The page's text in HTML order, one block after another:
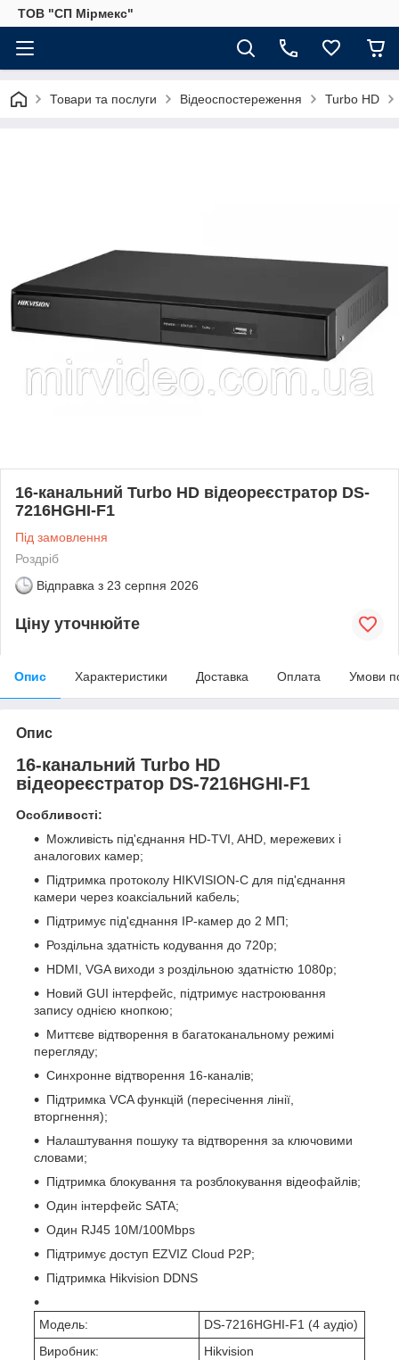
ТОВ "СП Мірмекс"
Товари та послуги Відеоспостереження Turbo HD
16-канальний Turbo HD відеореєстратор DS-
7216HGHI-F1
Під замовлення
Роздріб
Відправка з 23 серпня 2026
Ціну уточнюйте
Опис Характеристики Доставка Оплата Умови
Опис
16-канальний Turbo HD
відеореєстратор DS-7216HGHI-F1
Особливості:
Можливість під'єднання HD-TVI, AHD, мережевих і
аналогових камер;
Підтримка протоколу HIKVISION-C для під'єднання
камери через коаксіальний кабель;
Підтримує під'єднання IP-камер до 2 МП;
Роздільна здатність кодування до 720p;
HDMI, VGA виходи з роздільною здатністю 1080р;
Новий GUI інтерфейс, підтримує настроювання
запису однією кнопкою;
Миттєве відтворення в багатоканальному режимі
перегляду;
Синхронне відтворення 16-каналів;
Підтримка VCA функцій (пересічення лінії,
вторгнення);
Налаштування пошуку та відтворення за ключовими
словами;
Підтримка блокування та розблокування відеофайлів;
Один інтерфейс SATA;
Один RJ45 10M/100Mbps
Підтримує доступ EZVIZ Cloud P2P;
Підтримка Hikvision DDNS
Модель:
DS-7216HGHI-F1 (4 аудіо)
Виробник:
Hikvision